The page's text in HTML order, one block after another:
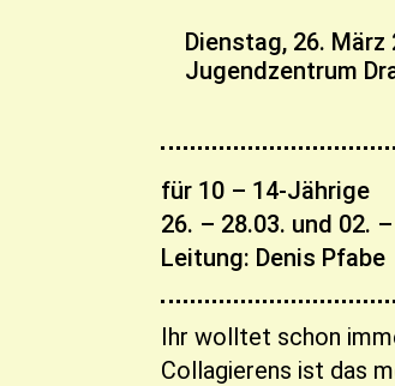
Dienstag, 26. März
Jugendzentrum
für 10 – 14-Jährige
26. – 28.03. und 02.
Leitung: Denis Pfabe
Ihr wolltet schon
Collagierens ist das